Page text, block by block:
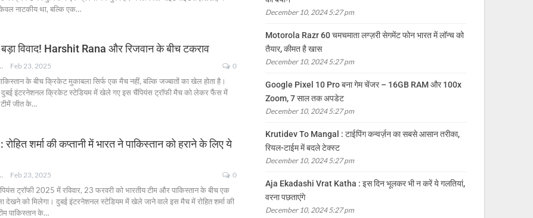
नाटकीय था, बल्कि एक…
विवाद! Harshit Rana और रिजवान के बीच टकराव
Feb 23, 2025 0
के बीच क्रिकेट मुकाबला सिर्फ एक मैच नहीं, बल्कि जज्बातों का खेल होता है।
इंटरनेशनल क्रिकेट स्टेडियम में खेले गए इस चैंपियंस ट्रॉफी मैच को लेकर फैंस में
टीमें जीत के…
शर्मा की कप्तानी में भारत ने पाकिस्तान को हराने के लिए ये
Feb 23, 2025 0
ट्रॉफी 2025 में रविवार, 23 फरवरी को भारतीय टीम और पाकिस्तान के बीच एक
देखने को मिलेगा। दुबई इंटरनेशनल स्टेडियम में खेले जाने वाले इस मैच में रोहित शर्मा की
पाकिस्तान के…
December 10, 2024 5:27 pm
Motorola Razr 60 चमचमाता लग्ज़री सेगमेंट फोन भारत में लॉन्च को
तैयार, कीमत है खास
December 10, 2024 5:27 pm
Google Pixel 10 Pro बना गेम चेंजर – 16GB RAM और 100x
Zoom, 7 साल तक अपडेट
December 10, 2024 5:27 pm
Krutidev To Mangal : टाईपिंग कन्वर्ज़न का सबसे आसान तरीका,
रियल-टाईम में बदले टेक्स्ट
December 10, 2024 5:27 pm
Aja Ekadashi Vrat Katha : इस दिन भूलकर भी न करें ये गलतियां,
वरना पछताएंगे
December 10, 2024 5:27 pm